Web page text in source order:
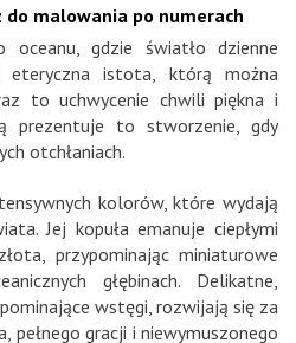
do malowania po numerach
oceanu, gdzie światło dzienne
eteryczna istota, którą można
to uchwycenie chwili piękna i
prezentuje to stworzenie, gdy
otchłaniach.
kolorów, które wydają
Jej kopuła emanuje ciepłymi
przypominając miniaturowe
głębinach. Delikatne,
wstęgi, rozwijają się za
pełnego gracji i niewymuszonego